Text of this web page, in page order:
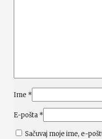
Ime *
E-pošta *
Sačuvaj moje ime, e-